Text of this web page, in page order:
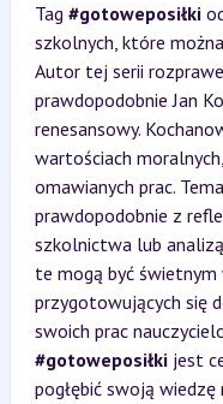
Tag #gotoweposiłki
szkolnych, które
Autor tej serii
prawdopodobnie Jan
renesansowy.
wartościach
omawianych prac.
prawdopodobnie z
szkolnictwa lub
te mogą być
przygotowujących się
swoich prac
#gotoweposiłkijest
pogłębić swoją